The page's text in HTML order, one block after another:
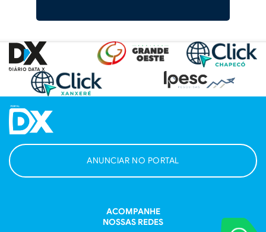
ANUNCIAR NO PORTAL
ACOMPANHE
NOSSAS REDES